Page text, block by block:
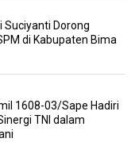
Suciyanti Dorong
di Kabupaten Bima
1608-03/Sape Hadiri
TNI dalam